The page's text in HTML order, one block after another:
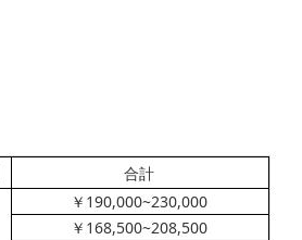
合計
￥ 190,000~230,000
￥ 168,500~208,500